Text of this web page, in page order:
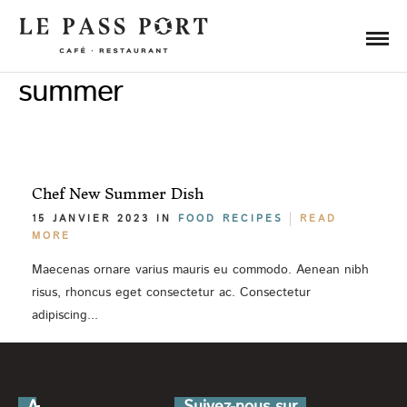
summer
Chef New Summer Dish
15 JANVIER 2023 IN FOOD RECIPES
READ
MORE
Maecenas ornare varius mauris eu commodo. Aenean nibh
risus, rhoncus eget consectetur ac. Consectetur
adipiscing...